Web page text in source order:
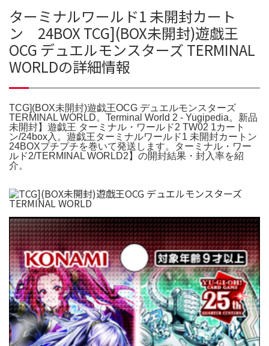
ターミナルワールド1 未開封カート
ン 24BOX TCG](BOX未開封)遊戯王
OCG デュエルモンスターズ TERMINAL
WORLDの詳細情報
TCG](BOX未開封)遊戯王OCG デュエルモンスターズ
TERMINAL WORLD。Terminal World 2 - Yugipedia。新品
未開封】遊戯王 ターミナル・ワールド2 TW02 1カート
ン/24box入。遊戯王ターミナルワールド1 未開封カートン
24BOXプチプチを巻いて発送します。ターミナル・ワー
ルド2/TERMINAL WORLD2】の開封結果・封入率を紹
介。